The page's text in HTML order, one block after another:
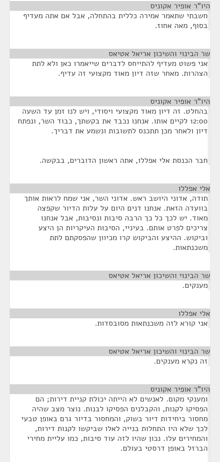
היו"ר אופיר אקוניס
חשבתי שתאמר אמירה כללית בהתחלה, אבל אם אתה מעדיף
בסוף, מאה אחוז.
שר הבינוי והשיכון אריאל אטיאס
אני פשוט מעדיף להתייחס לדברים שייאמרו כאן ולא לתת
הצהרות. מאחר שזה דיון מאוד מקצועי זה עדיף.
היו"ר אופיר אקוניס
בהחלט. זה דיון מאוד מקצועי ויסודי, ויש לנו זמן עד השעה
12:00 לקיים אותו. אנחנו נכבד את בקשתך, כבוד השר, ונפתח
דיון ולאחר מכן תתכנס לתשובות ונשמע את דבריך.
חבר הכנסת אלי אפללו, אתה ראשון הדוברים, בבקשה.
אלי אפללו
תודה, אדוני היושב ראש. אדוני השר, אני שמח לראות אותך
בוועדה הזאת. אנחנו דנים היום על עלות הדיור שקפצה
מאוד. יש לכך כל כך הרבה סיבות ונסיבות, אבל אנחנו
צריכים לפרט אותם. בעיניי, הסיבות העיקריות הן היצע
וביקוש. ההיצע והביקוש קרו מכיוון שהפסקתם לתת
משכנתאות.
שר הבינוי והשיכון אריאל אטיאס
מענקים.
אלי אפללו
אני קורא לזה משכנתאות מסובסדות.
שר הבינוי והשיכון אריאל אטיאס
זה נקרא מענקים.
היו"ר אופיר אקוניס
ומענקי מקום. לאנשים לא הייתה יכולת קניית דירות; הם
הפסיקו לקנות, והקבלנים הפסיקו לבנות. נוצר מצב שהיה
מחסור ביחידות דיור בשוק, והמחסור בדיור גרם באופן טבעי
לכך שלא היו התחלות בנייה לאלו שביקשו לקנות דירות,
והמחירים עלו. נכון שהיו לזה עוד סיבות, כמו עליית מחירי
הברזל באופן דרסטי בעולם.